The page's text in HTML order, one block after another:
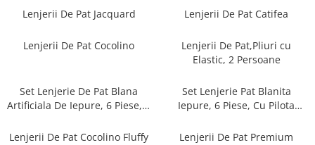
Lenjerii De Pat Volanase
Lenjerii De Pat, Finet Premium 3D,
Lenjerii De Pat Catifea
Lenjerii De Pat Jacquard Lenjerii De Pat Catifea
Lenjerii De Pat Cocolino
Lenjerii De Pat,Pliuri cu
Elastic, 2 Persoane
Set Lenjerie De Pat Blana
Artificiala De Iepure, 6 Piese, 2
Set Lenjerie Pat Blanita
Iepure, 6 Piese, Cu Pilota
Lenjerii De Pat Cocolino Fluffy
Lenjerii De Pat Premium